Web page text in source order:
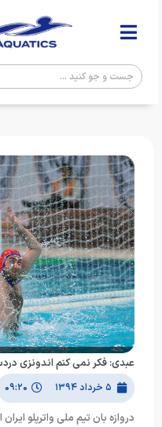
عبدی: فکر نمی کنم اندونزی
۵ خرداد ۱۳۹۴ ۰۹:۲۰
دروازه بان تیم ملی واترپلو